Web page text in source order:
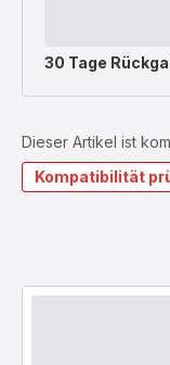
30 Tage
Dieser Artikel ist
Kompatibilität